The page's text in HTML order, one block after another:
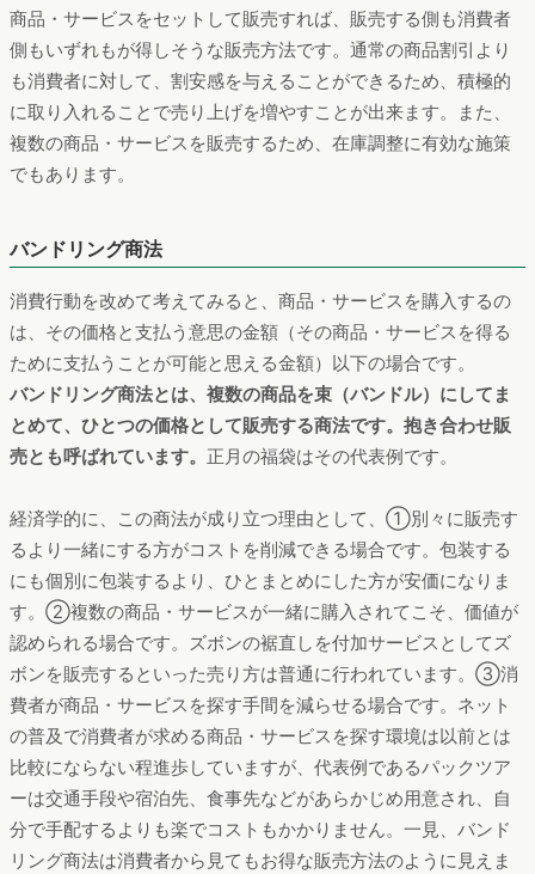
商品・サービスをセットして販売すれば、販売する側も消費者
側もいずれもが得しそうな販売方法です。通常の商品割引より
も消費者に対して、割安感を与えることができるため、積極的
に取り入れることで売り上げを増やすことが出来ます。また、
複数の商品・サービスを販売するため、在庫調整に有効な施策
でもあります。
バンドリング商法
消費行動を改めて考えてみると、商品・サービスを購入するの
は、その価格と支払う意思の金額（その商品・サービスを得る
ために支払うことが可能と思える金額）以下の場合です。
バンドリング商法とは、複数の商品を束（バンドル）にしてま
とめて、ひとつの価格として販売する商法です。抱き合わせ販
売とも呼ばれています。 正月の福袋はその代表例です。
経済学的に、この商法が成り立つ理由として、①別々に販売す
るより一緒にする方がコストを削減できる場合です。包装する
にも個別に包装するより、ひとまとめにした方が安価になりま
す。②複数の商品・サービスが一緒に購入されてこそ、価値が
認められる場合です。ズボンの裾直しを付加サービスとしてズ
ボンを販売するといった売り方は普通に行われています。③消
費者が商品・サービスを探す手間を減らせる場合です。ネット
の普及で消費者が求める商品・サービスを探す環境は以前とは
比較にならない程進歩していますが、代表例であるパックツア
ーは交通手段や宿泊先、食事先などがあらかじめ用意され、自
分で手配するよりも楽でコストもかかりません。一見、バンド
リング商法は消費者から見てもお得な販売方法のように見えま